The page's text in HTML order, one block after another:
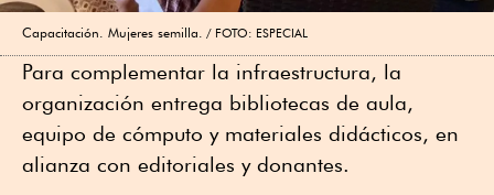
Capacitación. Mujeres semilla. FOTO: ESPECIAL
Para complementar la infraestructura, la
organización entrega bibliotecas de aula,
equipo de cómputo y materiales didácticos, en
alianza con editoriales y donantes.